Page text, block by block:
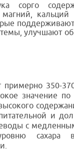
сорго
улучшают
примерно 350-
значение
и
с
уровню